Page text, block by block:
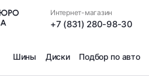
Интернет-магазин
+7 (831) 280-98-30
Шины Диски Подбор по авто